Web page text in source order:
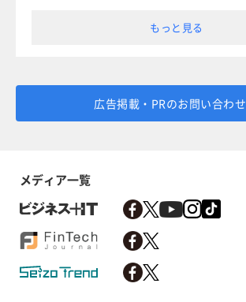
もっと見る
広告掲載・PRのお問い合わせ
メディア一覧